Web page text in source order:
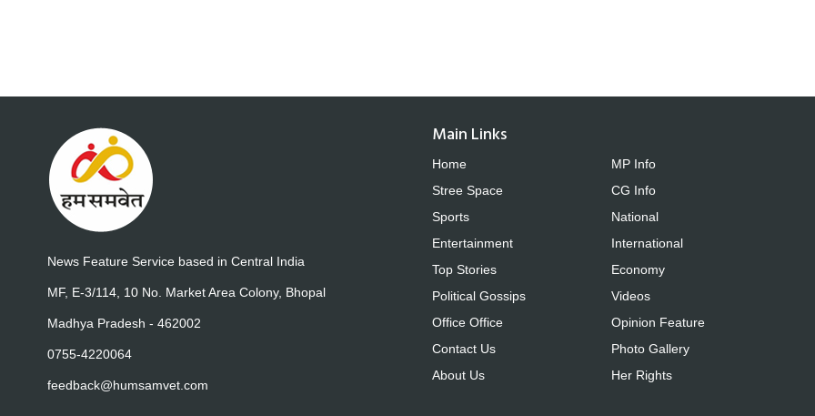
News Feature Service based in Central India
MF, E-3/114, 10 No. Market Area Colony, Bhopal
Madhya Pradesh - 462002
0755-4220064
feedback@humsamvet.com
Main Links
Home
Stree Space
Sports
Entertainment
Top Stories
Political Gossips
Office Office
Contact Us
About Us
MP Info
CG Info
National
International
Economy
Videos
Opinion Feature
Photo Gallery
Her Rights